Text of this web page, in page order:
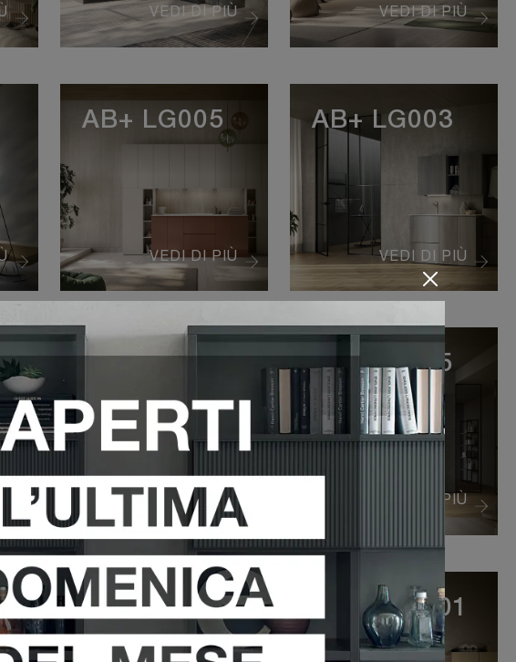
VEDI DI PIÙ VEDI DI PIÙ
VEDI DI PIÙ
AB+ LG005
VEDI DI PIÙ
AB+ LG003
VEDI DI PIÙ VEDI DI PIÙ
AB+ LD005
LAB+ LD002 LAB+ LD001